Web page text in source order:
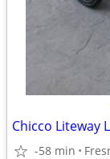
Chicco Liteway
-58 min